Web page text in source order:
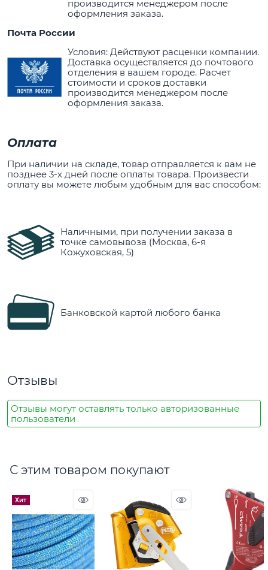
производится менеджером после
оформления заказа.
Почта России
Условия: Действуют расценки компании.
Доставка осуществляется до почтового
отделения в вашем городе. Расчет
стоимости и сроков доставки
производится менеджером после
оформления заказа.
Оплата
При наличии на складе, товар отправляется к вам не
позднее 3-х дней после оплаты товара. Произвести
оплату вы можете любым удобным для вас способом:
Наличными, при получении заказа в
точке самовывоза (Москва, 6-я
Кожуховская, 5)
Банковской картой любого банка
Отзывы
Отзывы могут оставлять только авторизованные
пользователи
С этим товаром покупают
Хит